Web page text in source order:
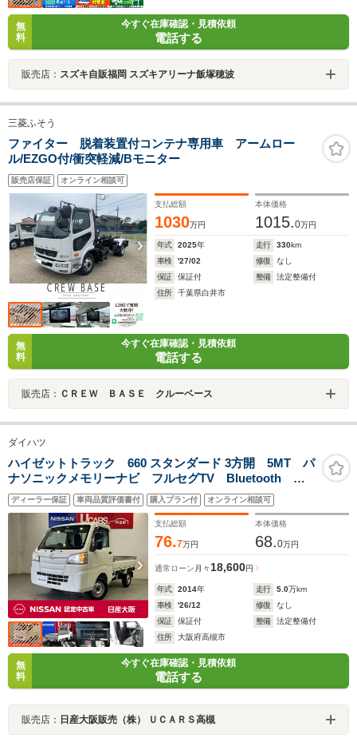
無
料
今すぐ在庫確認・見積依頼
電話する
販売店： スズキ自販福岡 スズキアリーナ飯塚穂波
三菱ふそう
ファイター 脱着装置付コンテナ専用車 アームロー
ル/EZGO付/衝突軽減/Bモニター
販売店保証 オンライン相談可
支払総額
1030万円
本体価格
1015.0万円
年式 2025年 走行 330km
車検
'27/02 修復
なし
保証
保証付 整備
法定整備付
住所
千葉県白井市
無
料
今すぐ在庫確認・見積依頼
電話する
販売店： ＣＲＥＷ ＢＡＳＥ クルーベース
ダイハツ
ハイゼットトラック 660 スタンダード 3方開 5MT パ
ナソニックメモリーナビ フルセグTV Bluetooth
DVDビデオ再生 CD再生 AM/FMラジオ ミュージッ
クサーバー エアコン パワーステアリング ETC
ディーラー保証 車両品質評価書付 購入プラン付 オンライン相談可
支払総額
76.7万円
本体価格
68.0万円
通常ローン 月々18,600円
年式 2014年 走行 5.0万km
車検
'26/12 修復
なし
保証
保証付 整備
法定整備付
住所
大阪府高槻市
無
料
今すぐ在庫確認・見積依頼
電話する
販売店： 日産大阪販売（株） ＵＣＡＲＳ高槻